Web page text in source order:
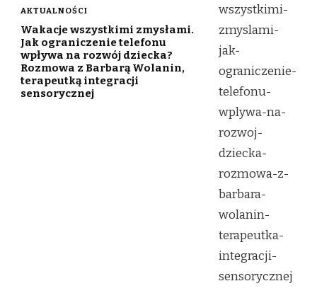
AKTUALNOŚCI
Wakacje wszystkimi zmysłami.
Jak ograniczenie telefonu
wpływa na rozwój dziecka?
Rozmowa z Barbarą Wolanin,
terapeutką integracji
sensorycznej